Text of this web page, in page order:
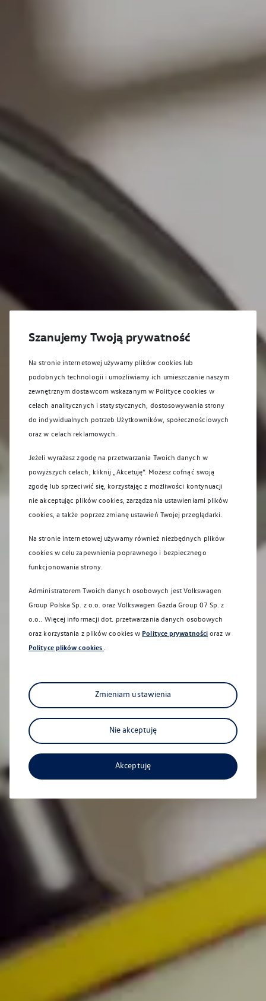
Promocje serwisowe
Sprawdź aktualne promocje
Wyjątkowa oferta dla Twojego
samochodu
Poznaj naszą ofertę
Szanujemy Twoją prywatność
Na stronie internetowej używamy plików cookies lub
podobnych technologii i umożliwiamy ich umieszczanie naszym
zewnętrznym dostawcom wskazanym w Polityce cookies w
celach analitycznych i statystycznych, dostosowywania strony
do indywidualnych potrzeb Użytkowników, społecznościowych
oraz w celach reklamowych.
Jeżeli wyrażasz zgodę na przetwarzania Twoich danych w
powyższych celach, kliknij „Akcetuję”. Możesz cofnąć swoją
zgodę lub sprzeciwić się, korzystając z możliwości kontynuacji
nie akceptując plików cookies, zarządzania ustawieniami plików
cookies, a także poprzez zmianę ustawień Twojej przeglądarki.
Na stronie internetowej używamy również niezbędnych plików
cookies w celu zapewnienia poprawnego i bezpiecznego
funkcjonowania strony.
Administratorem Twoich danych osobowych jest Volkswagen
Group Polska Sp. z o.o. oraz Volkswagen Gazda Group 07 Sp. z
o.o.. Więcej informacji dot. przetwarzania danych osobowych
oraz korzystania z plików cookies w Polityce prywatności oraz w
Polityce plików cookies .
Zmieniam ustawienia
Nie akceptuję
Akceptuję